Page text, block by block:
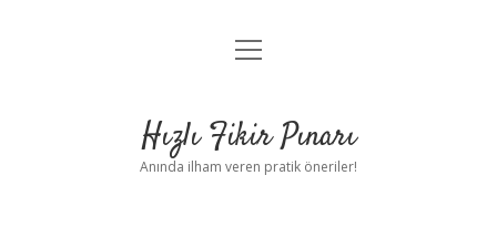
Anasayfa
Yasal Uyarı
menüyü
Hızlı Fikir Pınarı
Anında ilham veren pratik öneriler!